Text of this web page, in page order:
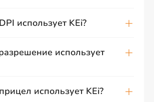
использует KEi?
использует
использует KEi?